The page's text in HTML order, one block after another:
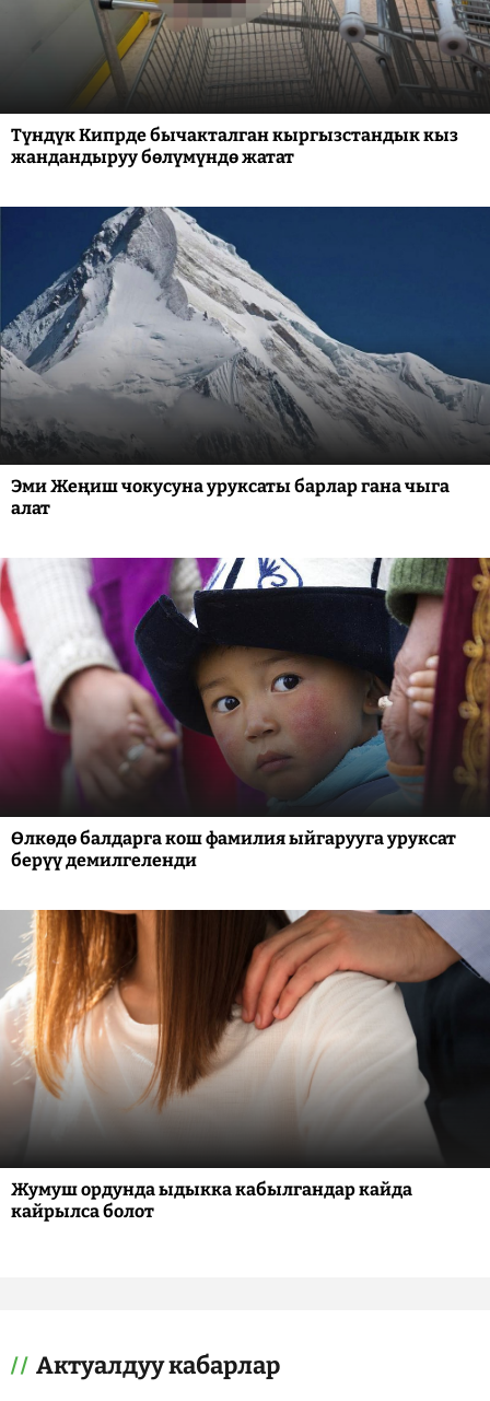
Түндүк Кипрде бычакталган кыргызстандык кыз
жандандыруу бөлүмүндө жатат
Эми Жеңиш чокусуна уруксаты барлар гана чыга
алат
Өлкөдө балдарга кош фамилия ыйгарууга уруксат
берүү демилгеленди
Жумуш ордунда ыдыкка кабылгандар кайда
кайрылса болот
Актуалдуу кабарлар